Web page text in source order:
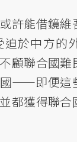
許能借鏡
於中方的
顧聯合國難
——即便這
都獲得聯合